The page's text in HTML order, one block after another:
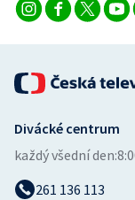
Divácké centrum
každý všední den:
261 136 113